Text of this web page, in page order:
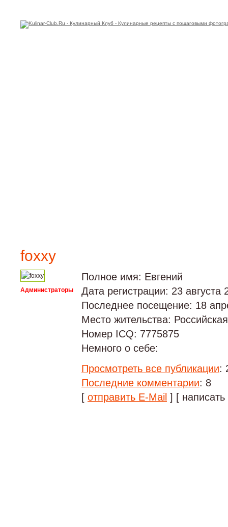
foxxy
Администраторы
Полное имя: Евгений
Дата регистрации: 23 августа
Последнее посещение: 18
Место жительства:
Номер ICQ: 7775875
Немного о себе:
Просмотреть все публикации:
Последние комментарии: 8
[ отправить E-Mail ] [